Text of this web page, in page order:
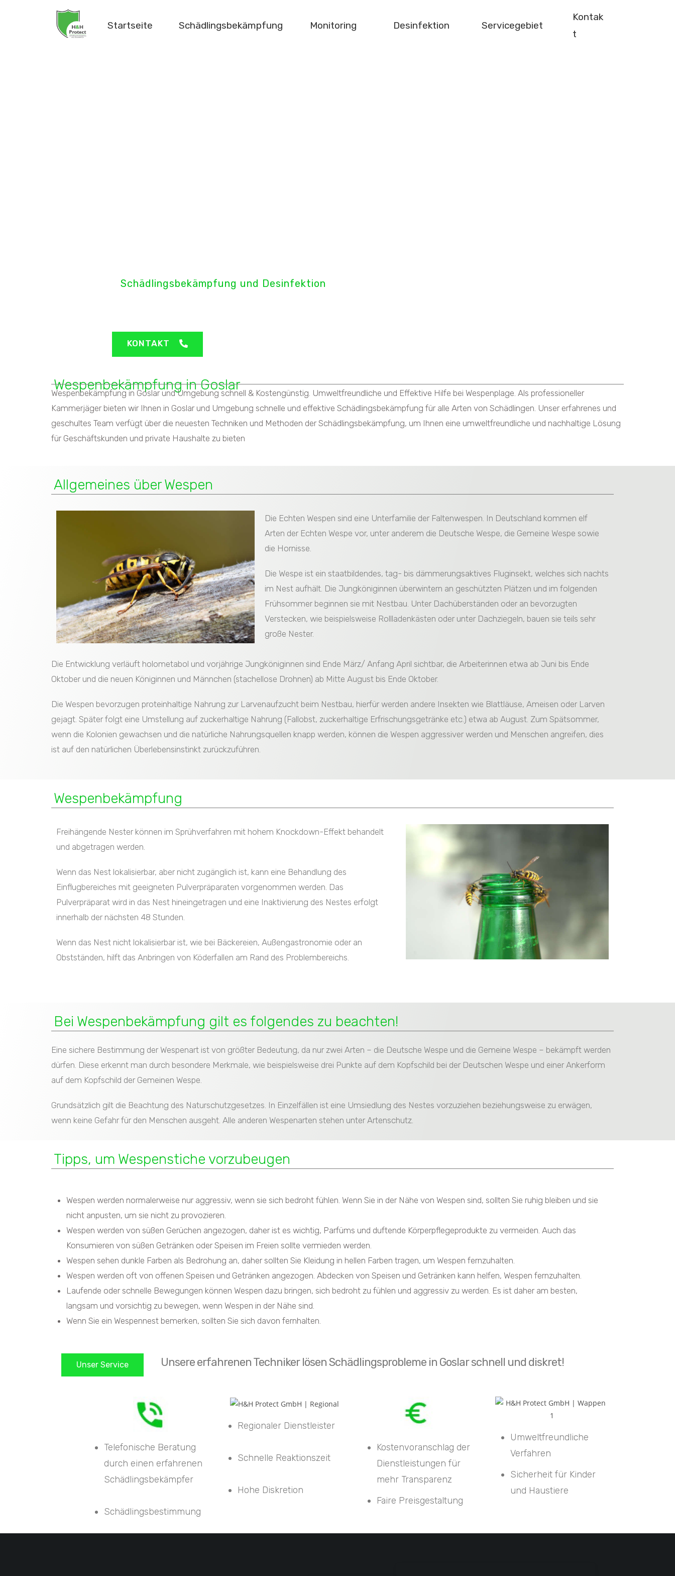
Startseite Schädlingsbekämpfung Monitoring Desinfektion Servicegebiet
Kontak
t
Schädlingsbekämpfung und Desinfektion
Wespenbekämpfung in Goslar
Wespenbekämpfung in Goslar und Umgebung schnell & Kostengünstig. Umweltfreundliche und Effektive Hilfe bei Wespenplage. Als professioneller
Kammerjäger bieten wir Ihnen in Goslar und Umgebung schnelle und effektive Schädlingsbekämpfung für alle Arten von Schädlingen. Unser erfahrenes und
geschultes Team verfügt über die neuesten Techniken und Methoden der Schädlingsbekämpfung, um Ihnen eine umweltfreundliche und nachhaltige Lösung
für Geschäftskunden und private Haushalte zu bieten
KONTAKT
Allgemeines über Wespen
Die Echten Wespen sind eine Unterfamilie der Faltenwespen. In Deutschland kommen elf
Arten der Echten Wespe vor, unter anderem die Deutsche Wespe, die Gemeine Wespe sowie
die Hornisse.
Die Wespe ist ein staatbildendes, tag- bis dämmerungsaktives Fluginsekt, welches sich nachts
im Nest aufhält. Die Jungköniginnen überwintern an geschützten Plätzen und im folgenden
Frühsommer beginnen sie mit Nestbau. Unter Dachüberständen oder an bevorzugten
Verstecken, wie beispielsweise Rollladenkästen oder unter Dachziegeln, bauen sie teils sehr
große Nester.
Die Entwicklung verläuft holometabol und vorjährige Jungköniginnen sind Ende März/ Anfang April sichtbar, die Arbeiterinnen etwa ab Juni bis Ende
Oktober und die neuen Königinnen und Männchen (stachellose Drohnen) ab Mitte August bis Ende Oktober.
Die Wespen bevorzugen proteinhaltige Nahrung zur Larvenaufzucht beim Nestbau, hierfür werden andere Insekten wie Blattläuse, Ameisen oder Larven
gejagt. Später folgt eine Umstellung auf zuckerhaltige Nahrung (Fallobst, zuckerhaltige Erfrischungsgetränke etc.) etwa ab August. Zum Spätsommer,
wenn die Kolonien gewachsen und die natürliche Nahrungsquellen knapp werden, können die Wespen aggressiver werden und Menschen angreifen, dies
ist auf den natürlichen Überlebensinstinkt zurückzuführen.
Wespenbekämpfung
Freihängende Nester können im Sprühverfahren mit hohem Knockdown-Effekt behandelt
und abgetragen werden.
Wenn das Nest lokalisierbar, aber nicht zugänglich ist, kann eine Behandlung des
Einflugbereiches mit geeigneten Pulverpräparaten vorgenommen werden. Das
Pulverpräparat wird in das Nest hineingetragen und eine Inaktivierung des Nestes erfolgt
innerhalb der nächsten 48 Stunden.
Wenn das Nest nicht lokalisierbar ist, wie bei Bäckereien, Außengastronomie oder an
Obstständen, hilft das Anbringen von Köderfallen am Rand des Problembereichs.
Bei Wespenbekämpfung gilt es folgendes zu beachten!
Eine sichere Bestimmung der Wespenart ist von größter Bedeutung, da nur zwei Arten – die Deutsche Wespe und die Gemeine Wespe – bekämpft werden
dürfen. Diese erkennt man durch besondere Merkmale, wie beispielsweise drei Punkte auf dem Kopfschild bei der Deutschen Wespe und einer Ankerform
auf dem Kopfschild der Gemeinen Wespe.
Grundsätzlich gilt die Beachtung des Naturschutzgesetzes. In Einzelfällen ist eine Umsiedlung des Nestes vorzuziehen beziehungsweise zu erwägen,
wenn keine Gefahr für den Menschen ausgeht. Alle anderen Wespenarten stehen unter Artenschutz.
Tipps, um Wespenstiche vorzubeugen
Wespen werden normalerweise nur aggressiv, wenn sie sich bedroht fühlen. Wenn Sie in der Nähe von Wespen sind, sollten Sie ruhig bleiben und sie
nicht anpusten, um sie nicht zu provozieren.
Wespen werden von süßen Gerüchen angezogen, daher ist es wichtig, Parfüms und duftende Körperpflegeprodukte zu vermeiden. Auch das
Konsumieren von süßen Getränken oder Speisen im Freien sollte vermieden werden.
Wespen sehen dunkle Farben als Bedrohung an, daher sollten Sie Kleidung in hellen Farben tragen, um Wespen fernzuhalten.
Wespen werden oft von offenen Speisen und Getränken angezogen. Abdecken von Speisen und Getränken kann helfen, Wespen fernzuhalten.
Laufende oder schnelle Bewegungen können Wespen dazu bringen, sich bedroht zu fühlen und aggressiv zu werden. Es ist daher am besten,
langsam und vorsichtig zu bewegen, wenn Wespen in der Nähe sind.
Wenn Sie ein Wespennest bemerken, sollten Sie sich davon fernhalten.
Unser Service Unsere erfahrenen Techniker lösen Schädlingsprobleme in Goslar schnell und diskret!
Telefonische Beratung
durch einen erfahrenen
Schädlingsbekämpfer
Schädlingsbestimmung
Regionaler Dienstleister
Schnelle Reaktionszeit
Hohe Diskretion
Kostenvoranschlag der
Dienstleistungen für
mehr Transparenz
Faire Preisgestaltung
Umweltfreundliche
Verfahren
Sicherheit für Kinder
und Haustiere